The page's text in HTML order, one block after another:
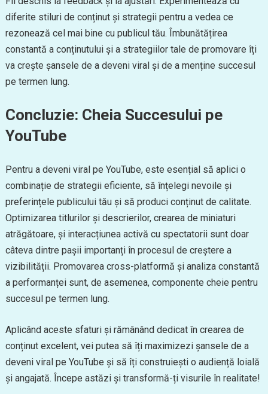
diferite stiluri de conținut și strategii pentru a vedea ce
rezonează cel mai bine cu publicul tău. Îmbunătățirea
constantă a conținutului și a strategiilor tale de promovare îți
va crește șansele de a deveni viral și de a menține succesul
pe termen lung.
Concluzie: Cheia Succesului pe
YouTube
Pentru a deveni viral pe YouTube, este esențial să aplici o
combinație de strategii eficiente, să înțelegi nevoile și
preferințele publicului tău și să produci conținut de calitate.
Optimizarea titlurilor și descrierilor, crearea de miniaturi
atrăgătoare, și interacțiunea activă cu spectatorii sunt doar
câteva dintre pașii importanți în procesul de creștere a
vizibilității. Promovarea cross-platformă și analiza constantă
a performanței sunt, de asemenea, componente cheie pentru
succesul pe termen lung.
Aplicând aceste sfaturi și rămânând dedicat în crearea de
conținut excelent, vei putea să îți maximizezi șansele de a
deveni viral pe YouTube și să îți construiești o audiență loială
și angajată. Începe astăzi și transformă-ți visurile în realitate!